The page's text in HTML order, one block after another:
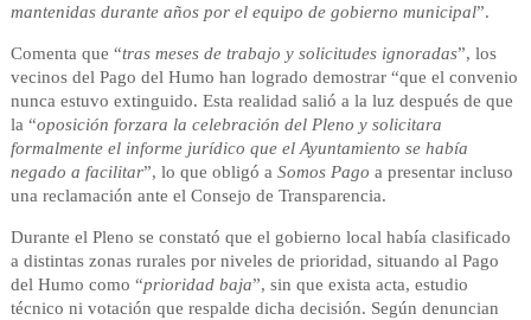
mantenidas durante años por el equipo de gobierno municipal”.
Comenta que “tras meses de trabajo y solicitudes ignoradas”, los
vecinos del Pago del Humo han logrado demostrar “que el convenio
nunca estuvo extinguido. Esta realidad salió a la luz después de que
la “oposición forzara la celebración del Pleno y solicitara
formalmente el informe jurídico que el Ayuntamiento se había
negado a facilitar”, lo que obligó a Somos Pago a presentar incluso
una reclamación ante el Consejo de Transparencia.
Durante el Pleno se constató que el gobierno local había clasificado
a distintas zonas rurales por niveles de prioridad, situando al Pago
del Humo como “prioridad baja”, sin que exista acta, estudio
técnico ni votación que respalde dicha decisión. Según denuncian